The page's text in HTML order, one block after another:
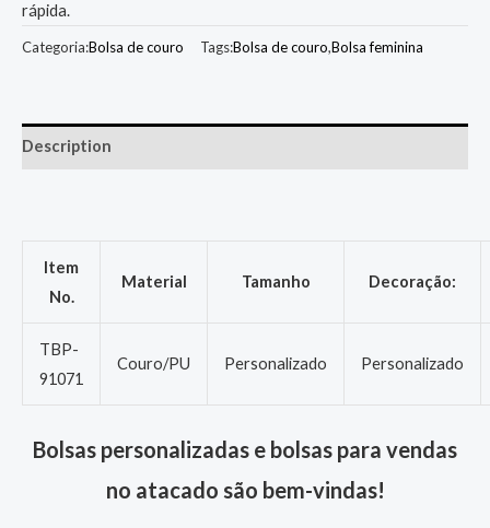
rápida.
Categoria:Bolsa de couro Tags:Bolsa de couro,Bolsa feminina
Description
Item
No.
Material Tamanho Decoração:
TBP-
91071
Couro/PU Personalizado Personalizado
Bolsas personalizadas e bolsas para vendas
no atacado são bem-vindas!